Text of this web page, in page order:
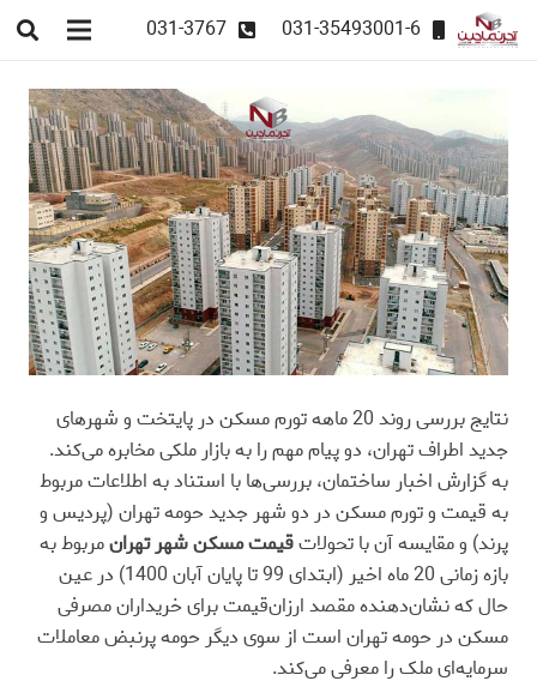
031-35493001-6
031-3767
نتایج بررسی روند 20 ماهه تورم مسکن در پایتخت و شهرهای
جدید اطراف تهران، دو پیام مهم را به بازار ملکی مخابره می‌کند.
به گزارش اخبار ساختمان، بررسی‌‌ها با استناد به اطلاعات مربوط
به قیمت و تورم مسکن در دو شهر جدید حومه تهران (پردیس و
پرند) و مقایسه آن با تحولاتقیمت مسکن شهر تهرانمربوط به
بازه زمانی 20 ماه اخیر (ابتدای 99 تا پایان آبان 1400) در عین
حال که نشان‌دهنده مقصد ارزان‌‌قیمت برای خریداران مصرفی
مسکن در حومه تهران است از سوی دیگر حومه پرنبض معاملات
سرمایه‌‌ای ملک را معرفی می‌‌کند.